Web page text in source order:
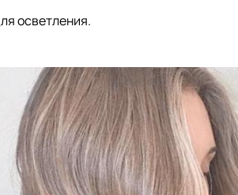
осветления.